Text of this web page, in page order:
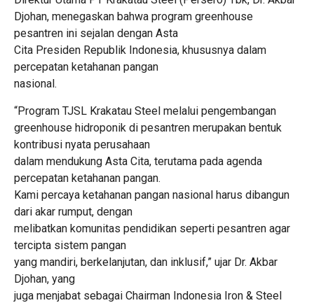
Djohan, menegaskan bahwa program greenhouse
pesantren ini sejalan dengan Asta
Cita Presiden Republik Indonesia, khususnya dalam
percepatan ketahanan pangan
nasional.
“Program TJSL Krakatau Steel melalui pengembangan
greenhouse hidroponik di pesantren merupakan bentuk
kontribusi nyata perusahaan
dalam mendukung Asta Cita, terutama pada agenda
percepatan ketahanan pangan.
Kami percaya ketahanan pangan nasional harus dibangun
dari akar rumput, dengan
melibatkan komunitas pendidikan seperti pesantren agar
tercipta sistem pangan
yang mandiri, berkelanjutan, dan inklusif,” ujar Dr. Akbar
Djohan, yang
juga menjabat sebagai Chairman Indonesia Iron & Steel